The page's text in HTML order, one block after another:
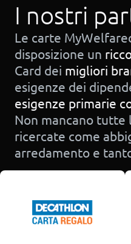
I nostri
Le carte
disposizione un
Card dei migliori
esigenze dei
esigenze primarie
Non mancano tutte
ricercate come
arredamento e